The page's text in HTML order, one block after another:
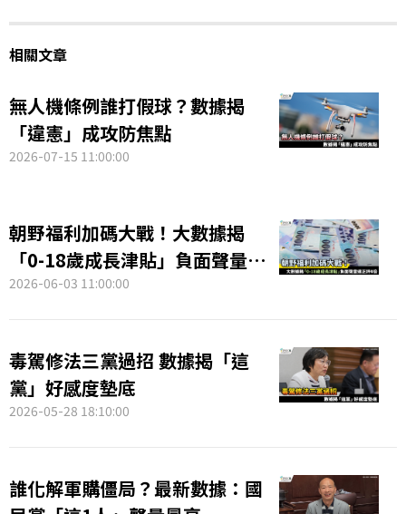
相關文章
無人機條例誰打假球？數據揭
「違憲」成攻防焦點
2026-07-15 11:00:00
朝野福利加碼大戰！大數據揭
「0-18歲成長津貼」負面聲量達
正評4倍
2026-06-03 11:00:00
毒駕修法三黨過招 數據揭「這
黨」好感度墊底
2026-05-28 18:10:00
誰化解軍購僵局？最新數據：國